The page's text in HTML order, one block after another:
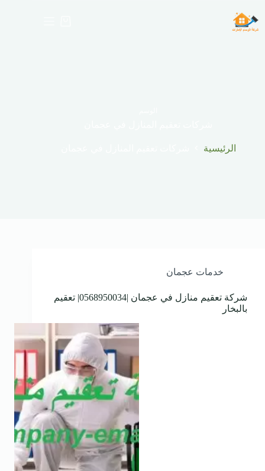
إلى
المحتوى
الرئيسية
خدمات عجمان
شركة تعقيم منازل في عجمان |0568950034| تعقيم
بالبخار